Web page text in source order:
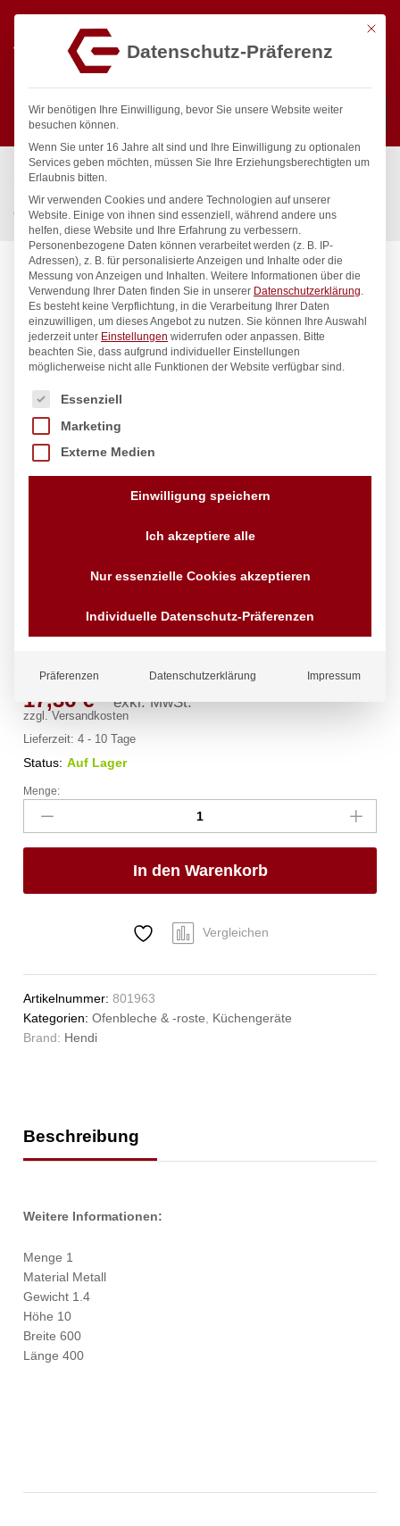
Suchen
Start / Gastronomiebedarf & Gastro Geräte für Profis
Küchengeräte
Ofenbleche & -roste
/
Gitterrost, HENDI, verchromt, 600x400mm
600x400mm
17,36€ exkl. MwSt.
zzgl.Versandkosten
Lieferzeit:4 - 10 Tage
Status: Auf Lager
Gitterrost,
HENDI,
verchromt,
600x400mm
Menge:
In den Warenkorb
Vergleichen
Artikelnummer:801963
Kategorien:Ofenbleche & -roste
Küchengeräte
Brand: Hendi
Beschreibung
Weitere Informationen:
Menge 1
Material Metall
Gewicht 1.4
Höhe 10
Breite 600
Länge 400
Mit
Datenschutz-Präferenz
Wir benötigen Ihre Einwilligung, bevor Sie unsere Website weiter
besuchen können.
Wenn Sie unter 16 Jahre alt sind und Ihre Einwilligung zu optionalen
Services geben möchten, müssen Sie Ihre Erziehungsberechtigten um
Erlaubnis bitten.
Wir verwenden Cookies und andere Technologien auf unserer
Website. Einige von ihnen sind essenziell, während andere uns
helfen, diese Website und Ihre Erfahrung zu verbessern.
Personenbezogene Daten können verarbeitet werden (z. B. IP-
Adressen), z. B. für personalisierte Anzeigen und Inhalte oder die
Messung von Anzeigen und Inhalten. Weitere Informationen über die
Verwendung Ihrer Daten finden Sie in unserer Datenschutzerklärung.
Es besteht keine Verpflichtung, in die Verarbeitung Ihrer Daten
einzuwilligen, um dieses Angebot zu nutzen. Sie können Ihre Auswahl
jederzeit unter Einstellungen widerrufen oder anpassen. Bitte
beachten Sie, dass aufgrund individueller Einstellungen
möglicherweise nicht alle Funktionen der Website verfügbar sind.
Es folgt eine Liste der Service-Gruppen, für die eine
Essenziell
Marketing
Externe Medien
Einwilligung speichern
Ich akzeptiere alle
Nur essenzielle Cookies akzeptieren
Individuelle Datenschutz-Präferenzen
Präferenzen Datenschutzerklärung Impressum